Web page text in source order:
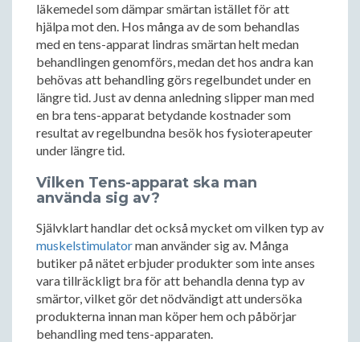
läkemedel som dämpar smärtan istället för att
hjälpa mot den. Hos många av de som behandlas
med en tens-apparat lindras smärtan helt medan
behandlingen genomförs, medan det hos andra kan
behövas att behandling görs regelbundet under en
längre tid. Just av denna anledning slipper man med
en bra tens-apparat betydande kostnader som
resultat av regelbundna besök hos fysioterapeuter
under längre tid.
Vilken Tens-apparat ska man
använda sig av?
Självklart handlar det också mycket om vilken typ av
muskelstimulatorman använder sig av. Många
butiker på nätet erbjuder produkter som inte anses
vara tillräckligt bra för att behandla denna typ av
smärtor, vilket gör det nödvändigt att undersöka
produkterna innan man köper hem och påbörjar
behandling med tens-apparaten.